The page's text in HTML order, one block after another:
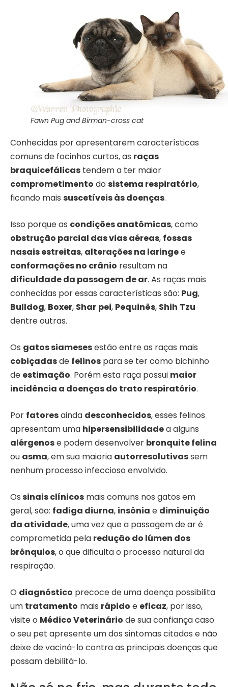
Fawn Pug and Birman-cross cat
Conhecidas por apresentarem características
comuns de focinhos curtos, as raças
braquicefálicas tendem a ter maior
comprometimento do sistema respiratório,
ficando mais suscetíveis às doenças.
Isso porque as condições anatômicas, como
obstrução parcial das vias aéreas, fossas
nasais estreitas, alterações na laringee
conformações no crânio resultam na
dificuldade da passagem de ar. As raças mais
conhecidas por essas características são: Pug,
Bulldog, Boxer, Shar pei, Pequinês, Shih Tzu
dentre outras.
Os gatos siamesesestão entre as raças mais
cobiçadasde felinos para se ter como bichinho
de estimação. Porém esta raça possui maior
incidência a doenças do trato respiratório.
Por fatoresainda desconhecidos, esses felinos
apresentam uma hipersensibilidadea alguns
alérgenose podem desenvolver bronquite felina
ou asma, em sua maioria autorresolutivassem
nenhum processo infeccioso envolvido.
Ossinais clínicos mais comuns nos gatos em
geral, são: fadiga diurna, insônia e diminuição
da atividade, uma vez que a passagem de ar é
comprometida pela redução do lúmen dos
brônquios, o que dificulta o processo natural da
respiração.
O diagnóstico precoce de uma doença possibilita
um tratamento mais rápido e eficaz, por isso,
visite o Médico Veterinário de sua confiança caso
o seu pet apresente um dos sintomas citados e não
deixe de vaciná-lo contra as principais doenças que
possam debilitá-lo.